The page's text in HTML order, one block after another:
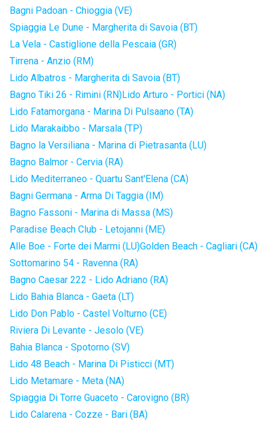
Bagni Padoan - Chioggia (VE)
Spiaggia Le Dune - Margherita di Savoia (BT)
La Vela - Castiglione della Pescaia (GR)
Tirrena - Anzio (RM)
Lido Albatros - Margherita di Savoia (BT)
Bagno Tiki 26 - Rimini (RN)Lido Arturo - Portici (NA)
Lido Fatamorgana - Marina Di Pulsaano (TA)
Lido Marakaibbo - Marsala (TP)
Bagno la Versiliana - Marina di Pietrasanta (LU)
Bagno Balmor - Cervia (RA)
Lido Mediterraneo - Quartu Sant'Elena (CA)
Bagni Germana - Arma Di Taggia (IM)
Bagno Fassoni - Marina di Massa (MS)
Paradise Beach Club - Letojanni (ME)
Alle Boe - Forte dei Marmi (LU)Golden Beach - Cagliari (CA)
Sottomarino 54 - Ravenna (RA)
Bagno Caesar 222 - Lido Adriano (RA)
Lido Bahia Blanca - Gaeta (LT)
Lido Don Pablo - Castel Volturno (CE)
Riviera Di Levante - Jesolo (VE)
Bahia Blanca - Spotorno (SV)
Lido 48 Beach - Marina Di Pisticci (MT)
Lido Metamare - Meta (NA)
Spiaggia Di Torre Guaceto - Carovigno (BR)
Lido Calarena - Cozze - Bari (BA)